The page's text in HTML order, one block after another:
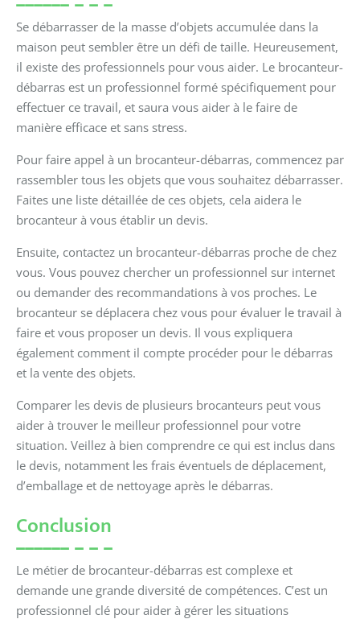
Se débarrasser de la masse d’objets accumulée dans la
maison peut sembler être un défi de taille. Heureusement,
il existe des professionnels pour vous aider. Le brocanteur-
débarras est un professionnel formé spécifiquement pour
effectuer ce travail, et saura vous aider à le faire de
manière efficace et sans stress.
Pour faire appel à un brocanteur-débarras, commencez par
rassembler tous les objets que vous souhaitez débarrasser.
Faites une liste détaillée de ces objets, cela aidera le
brocanteur à vous établir un devis.
Ensuite, contactez un brocanteur-débarras proche de chez
vous. Vous pouvez chercher un professionnel sur internet
ou demander des recommandations à vos proches. Le
brocanteur se déplacera chez vous pour évaluer le travail à
faire et vous proposer un devis. Il vous expliquera
également comment il compte procéder pour le débarras
et la vente des objets.
Comparer les devis de plusieurs brocanteurs peut vous
aider à trouver le meilleur professionnel pour votre
situation. Veillez à bien comprendre ce qui est inclus dans
le devis, notamment les frais éventuels de déplacement,
d’emballage et de nettoyage après le débarras.
Conclusion
Le métier de brocanteur-débarras est complexe et
demande une grande diversité de compétences. C’est un
professionnel clé pour aider à gérer les situations